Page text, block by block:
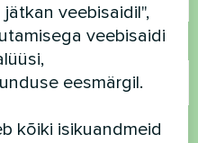
veebisaidil",
veebisaidi
eesmärgil.
kõiki isikuandmeid